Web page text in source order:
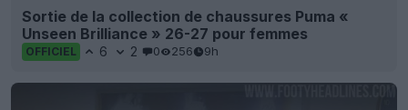
Sortie de la collection de chaussures Puma «
Unseen Brilliance » 26-27 pour femmes
OFFICIEL 6 2 0 256 9h